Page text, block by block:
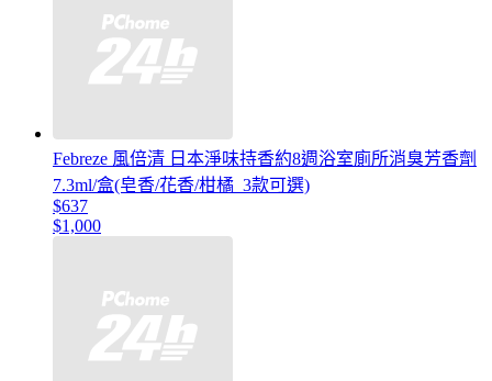
Febreze 風倍清 日本淨味持香約8週浴室廁所消臭芳香劑
7.3ml/盒(皂香/花香/柑橘_3款可選)
$637
$1,000